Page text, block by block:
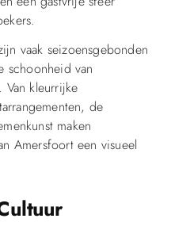
vaak seizoensgebonden
schoonheid van
kleurrijke
de
maken
Amersfoort een visueel